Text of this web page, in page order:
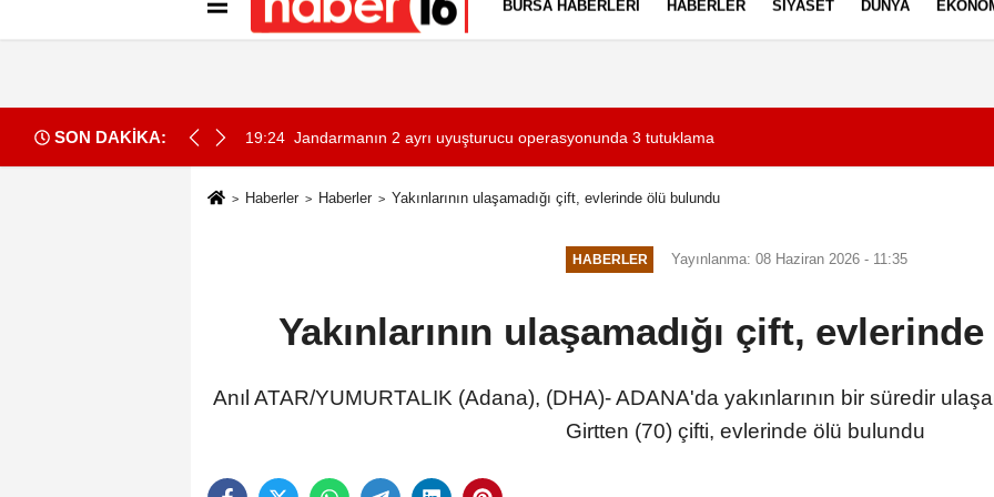
İletişim Gizlilik İlkeleri
BURSA HABERLERI HABERLER SIYASET DÜNYA
SON DAKİKA:
anayasal olarak bizimle birlikte çalışmak zorundadır
19:24 Jandarmanın 2 ayrı uyuşturucu operasyonunda 3 tutuklama Haluk Görgün:
Haberler Haberler Yakınlarının ulaşamadığı çift, evlerinde ölü bulundu
HABERLER Yayınlanma: 08 Haziran 2026 - 11:35
Yakınlarının ulaşamadığı çift,
Anıl ATAR/YUMURTALIK (Adana), (DHA)- ADANA'da yakınlarının bir süredir
Girtten (70) çifti, evlerinde ölü bulundu